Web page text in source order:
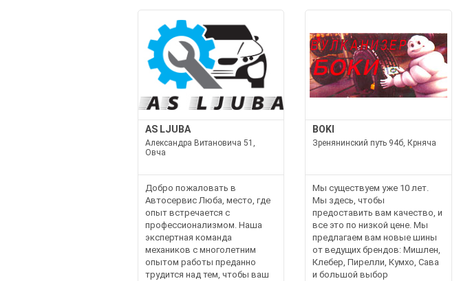
AS LJUBA
Александра Витановича 51,
Овча
Добро пожаловать в
Автосервис Люба, место, где
опыт встречается с
профессионализмом. Наша
экспертная команда
механиков с многолетним
опытом работы преданно
трудится над тем, чтобы ваш
BOKI
Зренянинский путь 94б, Крняча
Мы существуем уже 10 лет.
Мы здесь, чтобы
предоставить вам качество, и
все это по низкой цене. Мы
предлагаем вам новые шины
от ведущих брендов: Мишлен,
Клебер, Пирелли, Кумхо, Сава
и большой выбор